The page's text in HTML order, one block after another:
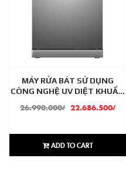
MÁY RỬA BÁT SỬ DỤNG
CÔNG NGHỆ UV DIỆT KHUẨN
26.990.000₫ 22.686.500₫
ADD TO CART